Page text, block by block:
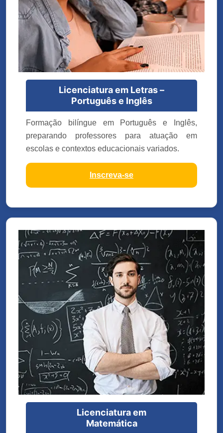
Licenciatura em Letras –
Português e Inglês
Formação bilíngue em Português e Inglês,
preparando professores para atuação em
escolas e contextos educacionais variados.
Inscreva-se
Licenciatura em
Matemática